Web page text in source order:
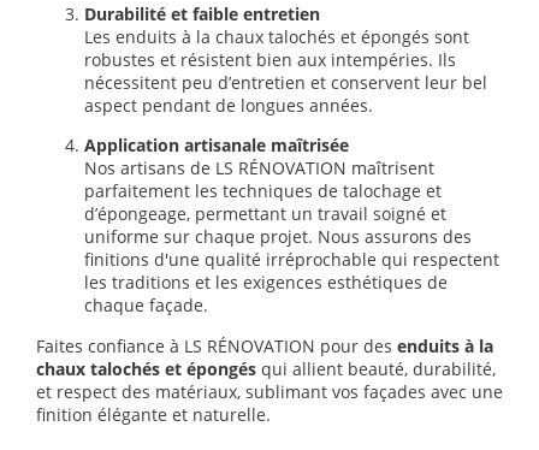
Durabilité et faible entretien
Les enduits à la chaux talochés et épongés sont
robustes et résistent bien aux intempéries. Ils
nécessitent peu d’entretien et conservent leur bel
aspect pendant de longues années.
Application artisanale maîtrisée
Nos artisans de LS RÉNOVATION maîtrisent
parfaitement les techniques de talochage et
d’épongeage, permettant un travail soigné et
uniforme sur chaque projet. Nous assurons des
finitions d'une qualité irréprochable qui respectent
les traditions et les exigences esthétiques de
chaque façade.
Faites confiance à LS RÉNOVATION pour des enduits à la
chaux talochés et épongés qui allient beauté, durabilité,
et respect des matériaux, sublimant vos façades avec une
finition élégante et naturelle.